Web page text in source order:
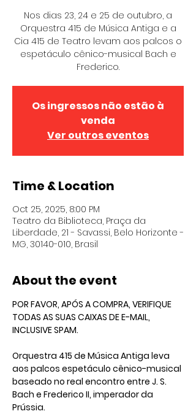
Nos dias 23, 24 e 25 de outubro, a
Orquestra 415 de Música Antiga e a
Cia 415 de Teatro levam aos palcos o
espetáculo cênico-musical Bach e
Frederico.
Os ingressos não estão à
venda
Ver outros eventos
Time & Location
Oct 25, 2025, 8:00 PM
Teatro da Biblioteca, Praça da
Liberdade, 21 - Savassi, Belo Horizonte -
MG, 30140-010, Brasil
About the event
POR FAVOR, APÓS A COMPRA, VERIFIQUE
TODAS AS SUAS CAIXAS DE E-MAIL,
INCLUSIVE SPAM.
Orquestra 415 de Música Antiga leva
aos palcos espetáculo cênico-musical
baseado no real encontro entre J. S.
Bach e Frederico II, imperador da
Prússia.